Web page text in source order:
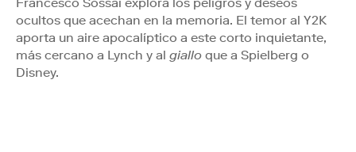
ocultos que acechan en la memoria. El temor al Y2K
aporta un aire apocalíptico a este corto inquietante,
más cercano a Lynch y al giallo que a Spielberg o
Disney.